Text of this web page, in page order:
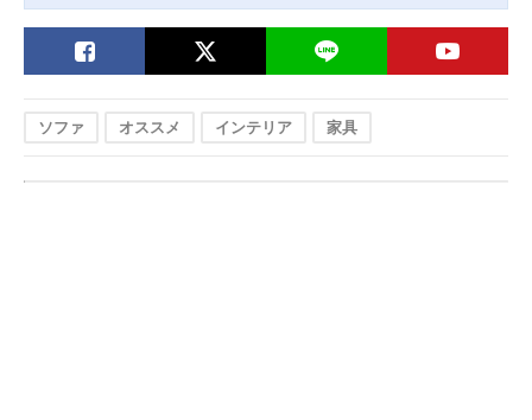
ソファ オススメ インテリア 家具